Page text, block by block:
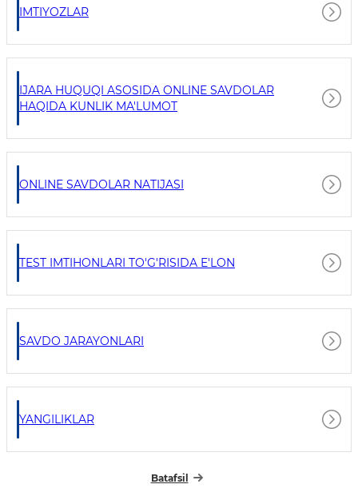
IMTIYOZLAR
IJARA HUQUQI ASOSIDA ONLINE SAVDOLAR
HAQIDA KUNLIK MA'LUMOT
ONLINE SAVDOLAR NATIJASI
TEST IMTIHONLARI TO'G'RISIDA E'LON
SAVDO JARAYONLARI
YANGILIKLAR
Batafsil